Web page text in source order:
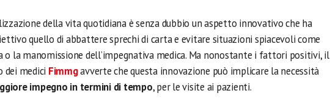
della vita quotidiana è senza dubbio un aspetto innovativo che ha
quello di abbattere sprechi di carta e evitare situazioni spiacevoli come
o la manomissione dell’impegnativa medica. Ma nonostante i fattori positivi, il
dei medici Fimmgavverte che questa innovazione può implicare la necessità
impegno in termini di tempo, per le visite ai pazienti.